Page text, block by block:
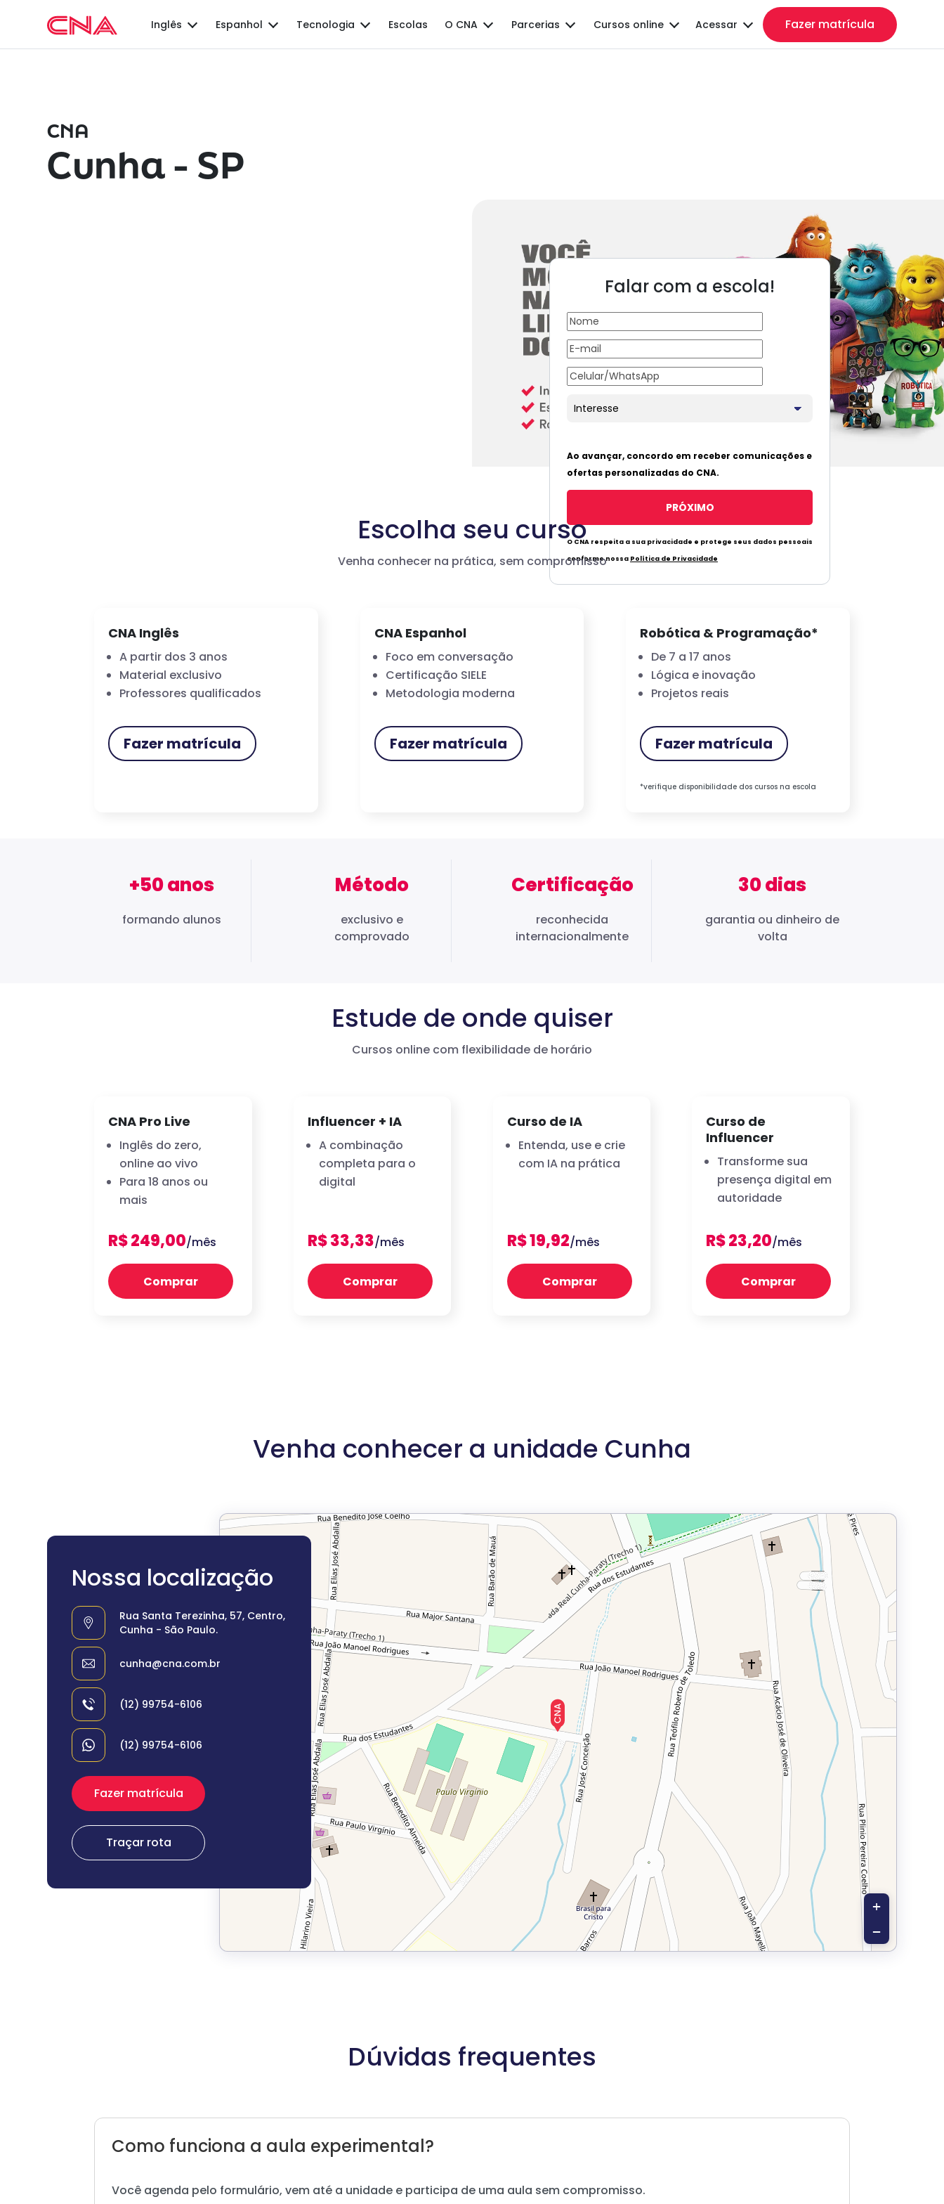
Inglês Espanhol Tecnologia Escolas O CNA Parcerias Cursos online Acessar Fazer matrícula
CNA
Cunha - SP
Falar com a escola!
Escolha seu curso
Venha conhecer na prática, sem compromisso
CNA Inglês
A partir dos 3 anos
Material exclusivo
Professores qualificados
Fazer matrícula
CNA Espanhol
Foco em conversação
Certificação SIELE
Metodologia moderna
Fazer matrícula
Robótica & Programação*
De 7 a 17 anos
Lógica e inovação
Projetos reais
Fazer matrícula
*verifique disponibilidade dos cursos na escola
+50 anos
formando alunos
Método
exclusivo e
comprovado
Certificação
reconhecida
internacionalmente
30 dias
garantia ou dinheiro de
volta
Estude de onde quiser
Cursos online com flexibilidade de horário
CNA Pro Live
Inglês do zero,
online ao vivo
Para 18 anos ou
mais
R$ 249,00/mês
Comprar
Influencer + IA
A combinação
completa para o
digital
R$ 33,33/mês
Comprar
Curso de IA
Entenda, use e crie
com IA na prática
R$ 19,92/mês
Comprar
Curso de
Influencer
Transforme sua
presença digital em
autoridade
R$ 23,20/mês
Comprar
Venha conhecer a unidade Cunha
Nossa localização
Rua Santa Terezinha, 57, Centro,
Cunha - São Paulo.
cunha@cna.com.br
(12) 99754-6106
(12) 99754-6106
Fazer matrícula
Traçar rota
+
−
Dúvidas frequentes
Como funciona a aula experimental?
Você agenda pelo formulário, vem até a unidade e participa de uma aula sem compromisso.